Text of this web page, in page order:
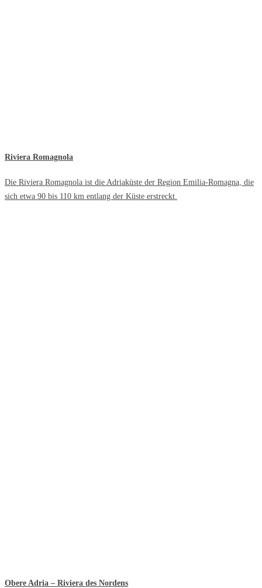
Riviera Romagnola
Die Riviera Romagnola ist die Adriaküste der Region Emilia-Romagna, die
sich etwa 90 bis 110 km entlang der Küste erstreckt.
Obere Adria – Riviera des Nordens